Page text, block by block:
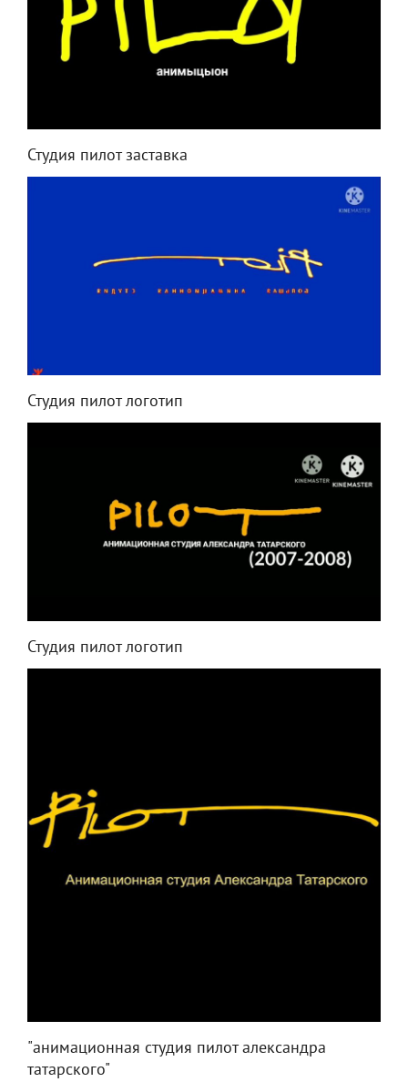
Студия пилот заставка
Студия пилот логотип
Студия пилот логотип
"анимационная студия пилот александра
татарского"